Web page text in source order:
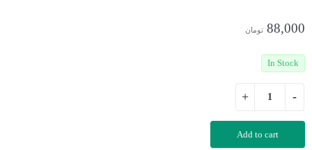
88,000 تومان
In Stock
Add to cart